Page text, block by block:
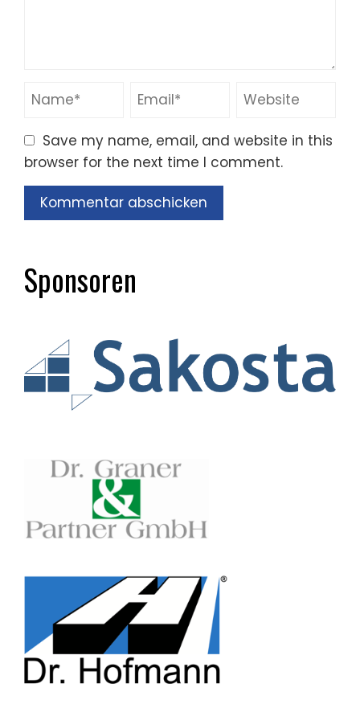
Save my name, email, and website in this
browser for the next time I comment.
Sponsoren